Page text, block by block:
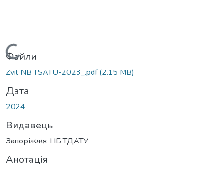
Вантажиться...
Файли
Zvit NB TSATU-2023_.pdf(2.15 MB)
Дата
2024
Видавець
Запоріжжя: НБ ТДАТУ
Анотація